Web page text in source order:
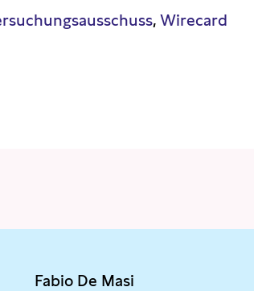
Wirecard
Fabio De Masi